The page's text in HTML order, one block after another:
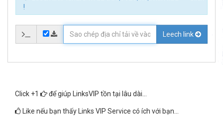
!
Leech link
Click +1 để giúp LinksVIP tồn tại lâu dài...
Like nếu bạn thấy Links VIP Service có ích với bạn...